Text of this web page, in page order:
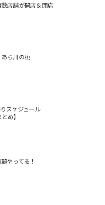
店舗が開店＆閉店
ら川の桃
スケジュール
め】
やってる！